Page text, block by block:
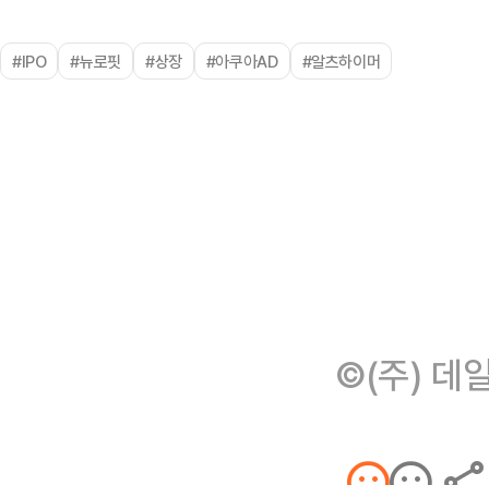
#IPO #뉴로핏 #상장 #아쿠아AD #알츠하이머
©(주) 데